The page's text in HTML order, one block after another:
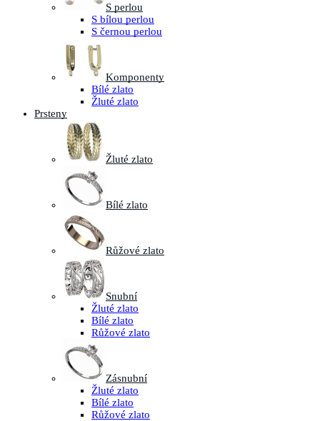
S perlou
S bílou perlou
S černou perlou
Komponenty
Bílé zlato
Žluté zlato
Prsteny
Žluté zlato
Bílé zlato
Růžové zlato
Snubní
Žluté zlato
Bílé zlato
Růžové zlato
Zásnubní
Žluté zlato
Bílé zlato
Růžové zlato